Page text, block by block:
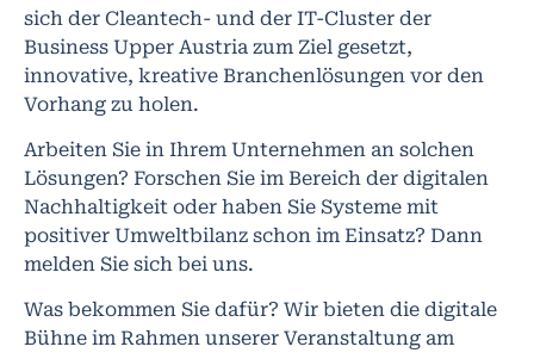
sich der Cleantech- und der IT-Cluster der
Business Upper Austria zum Ziel gesetzt,
innovative, kreative Branchenlösungen vor den
Vorhang zu holen.
Arbeiten Sie in Ihrem Unternehmen an solchen
Lösungen? Forschen Sie im Bereich der digitalen
Nachhaltigkeit oder haben Sie Systeme mit
positiver Umweltbilanz schon im Einsatz? Dann
melden Sie sich bei uns.
Was bekommen Sie dafür? Wir bieten die digitale
Bühne im Rahmen unserer Veranstaltung am